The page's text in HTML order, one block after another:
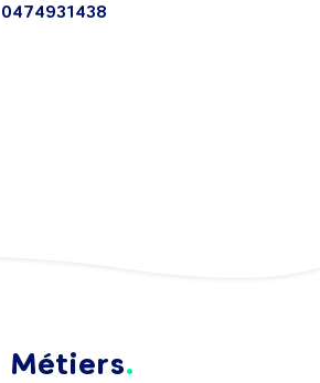
0474931438
Métiers